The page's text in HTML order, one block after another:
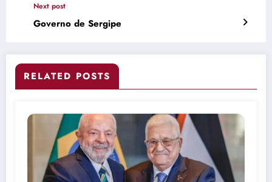
Next post
Governo de Sergipe
RELATED POSTS